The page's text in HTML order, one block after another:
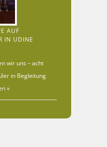
AUF
IN UDINE
wir uns – acht
in Begleitung
»